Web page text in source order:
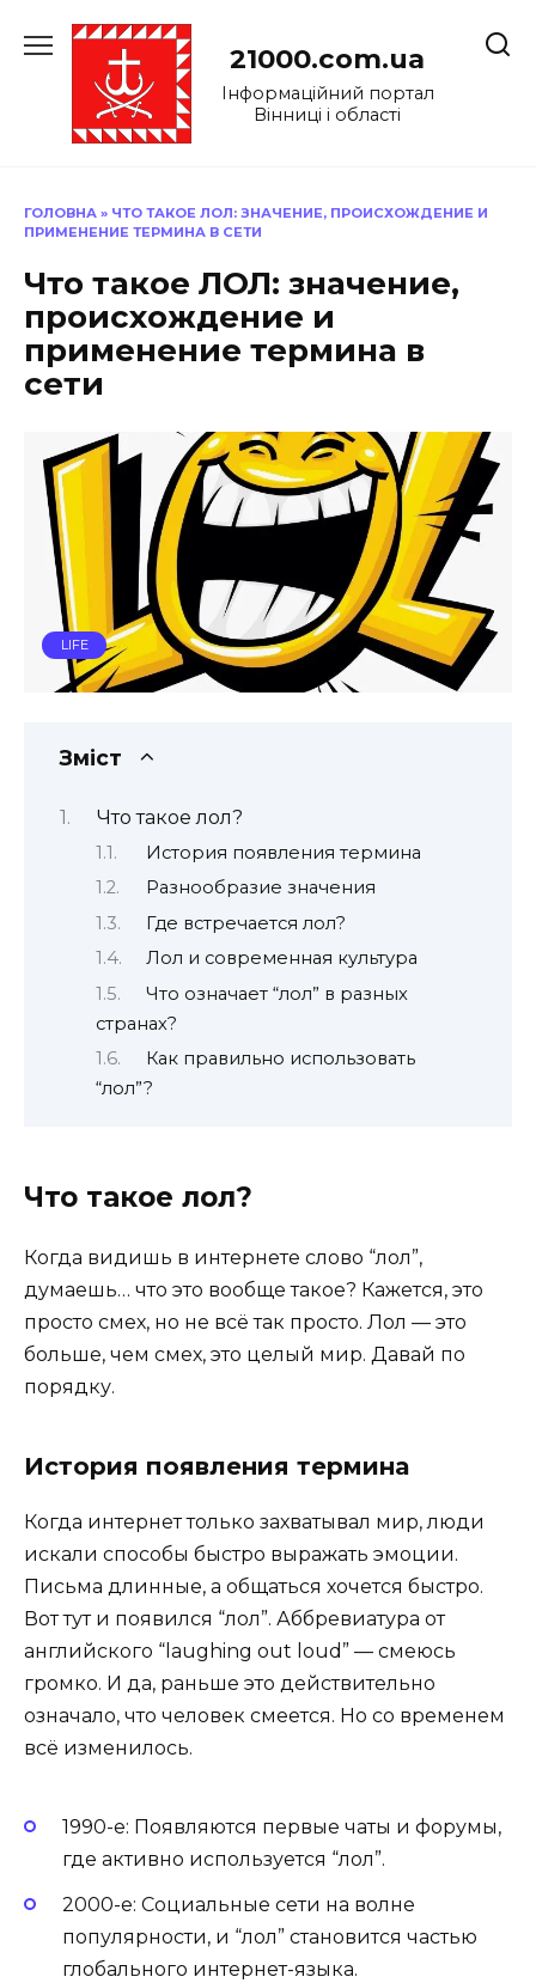
до
21000.com.ua
Інформаційний портал
Вінниці і області
ГОЛОВНА » ЧТО ТАКОЕ ЛОЛ: ЗНАЧЕНИЕ, ПРОИСХОЖДЕНИЕ И
ПРИМЕНЕНИЕ ТЕРМИНА В СЕТИ
Что такое ЛОЛ: значение,
происхождение и
применение термина в
сети
LIFE
Зміст
Что такое лол?
История появления термина
Разнообразие значения
Где встречается лол?
Лол и современная культура
Что означает “лол” в разных
странах?
Как правильно использовать
“лол”?
Что такое лол?
Когда видишь в интернете слово “лол”,
думаешь… что это вообще такое? Кажется, это
просто смех, но не всё так просто. Лол — это
больше, чем смех, это целый мир. Давай по
порядку.
История появления термина
Когда интернет только захватывал мир, люди
искали способы быстро выражать эмоции.
Письма длинные, а общаться хочется быстро.
Вот тут и появился “лол”. Аббревиатура от
английского “laughing out loud” — смеюсь
громко. И да, раньше это действительно
означало, что человек смеется. Но со временем
всё изменилось.
1990-е: Появляются первые чаты и форумы,
где активно используется “лол”.
2000-е: Социальные сети на волне
популярности, и “лол” становится частью
глобального интернет-языка.